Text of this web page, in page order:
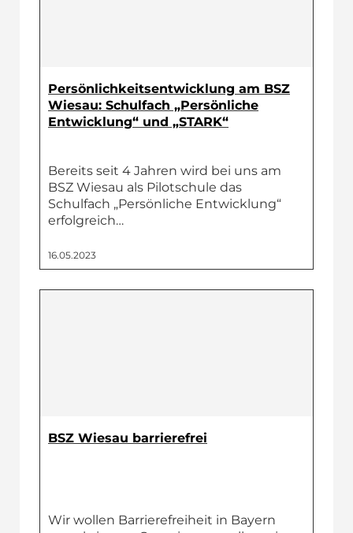
Persönlichkeitsentwicklung am BSZ
Wiesau: Schulfach „Persönliche
Entwicklung“ und „STARK“
Bereits seit 4 Jahren wird bei uns am
BSZ Wiesau als Pilotschule das
Schulfach „Persönliche Entwicklung“
erfolgreich…
16.05.2023
BSZ Wiesau barrierefrei
Wir wollen Barrierefreiheit in Bayern